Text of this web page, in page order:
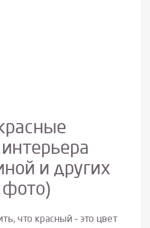
и других
что красный – это цвет